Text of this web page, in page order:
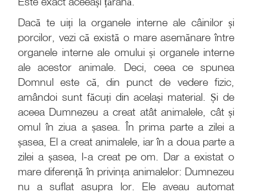
Dacă te uiți la organele interne ale câinilor și
porcilor, vezi că există o mare asemănare între
organele interne ale omului și organele interne
ale acestor animale. Deci, ceea ce spunea
Domnul este că, din punct de vedere fizic,
amândoi sunt făcuți din același material. Și de
aceea Dumnezeu a creat atât animalele, cât și
omul în ziua a șasea. În prima parte a zilei a
șasea, El a creat animalele, iar în a doua parte a
zilei a șasea, l-a creat pe om. Dar a existat o
mare diferență în privința animalelor: Dumnezeu
nu a suflat asupra lor. Ele aveau automat